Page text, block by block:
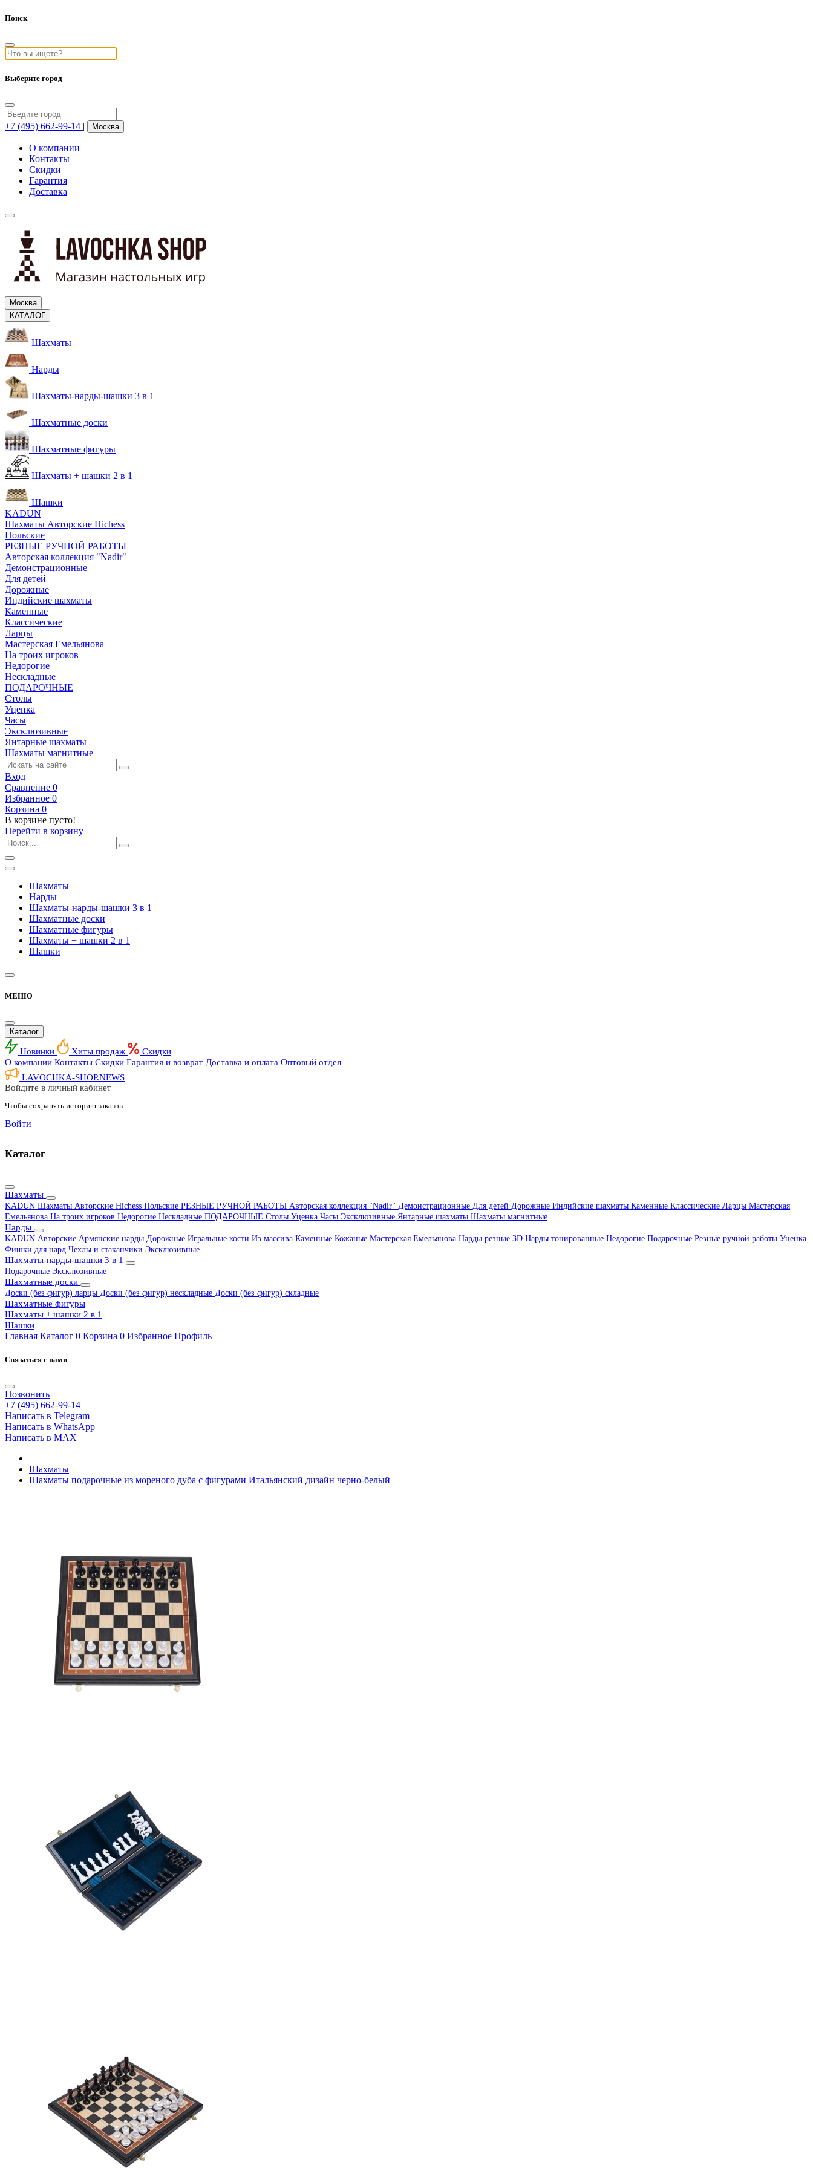
Поиск
Выберите город
+7 (495) 662-99-14 | Москва
О компании
Контакты
Скидки
Гарантия
Доставка
Москва
КАТАЛОГ
Шахматы
Нарды
Шахматы-нарды-шашки 3 в 1
Шахматные доски
Шахматные фигуры
Шахматы + шашки 2 в 1
Шашки
KADUN
Шахматы Авторские Hichess
Польские
РЕЗНЫЕ РУЧНОЙ РАБОТЫ
Авторская коллекция "Nadir"
Демонстрационные
Для детей
Дорожные
Индийские шахматы
Каменные
Классические
Ларцы
Мастерская Емельянова
На троих игроков
Недорогие
Нескладные
ПОДАРОЧНЫЕ
Столы
Уценка
Часы
Эксклюзивные
Янтарные шахматы
Шахматы магнитные
Вход
Сравнение 0
Избранное 0
Корзина 0
В корзине пусто!
Перейти в корзину
Шахматы
Нарды
Шахматы-нарды-шашки 3 в 1
Шахматные доски
Шахматные фигуры
Шахматы + шашки 2 в 1
Шашки
МЕНЮ
Каталог
Новинки Хиты продаж
Скидки
О компании Контакты Скидки Гарантия и возврат Доставка и оплата Оптовый отдел
LAVOCHKA-SHOP.NEWS
Войдите в личный кабинет
Чтобы сохранять историю заказов.
Войти
Каталог
Шахматы
KADUN Шахматы Авторские Hichess Польские РЕЗНЫЕ РУЧНОЙ РАБОТЫ Авторская коллекция "Nadir" Демонстрационные Для детей Дорожные Индийские шахматы Каменные Классические Ларцы Мастерская
Емельянова На троих игроков Недорогие Нескладные ПОДАРОЧНЫЕ Столы Уценка Часы Эксклюзивные Янтарные шахматы Шахматы магнитные
Нарды
KADUN Авторские Армянские нарды Дорожные Игральные кости Из массива Каменные Кожаные Мастерская Емельянова Нарды резные 3D Нарды тонированные Недорогие Подарочные Резные ручной работы Уценка
Фишки для нард Чехлы и стаканчики Эксклюзивные
Шахматы-нарды-шашки 3 в 1
Подарочные Эксклюзивные
Шахматные доски
Доски (без фигур) ларцы Доски (без фигур) нескладные Доски (без фигур) складные
Шахматные фигуры
Шахматы + шашки 2 в 1
Шашки
Главная Каталог 0 Корзина 0 Избранное Профиль
Связаться с нами
Позвонить
+7 (495) 662-99-14
Написать в Telegram
Написать в WhatsApp
Написать в MAX
Шахматы
Шахматы подарочные из мореного дуба с фигурами Итальянский дизайн черно-белый